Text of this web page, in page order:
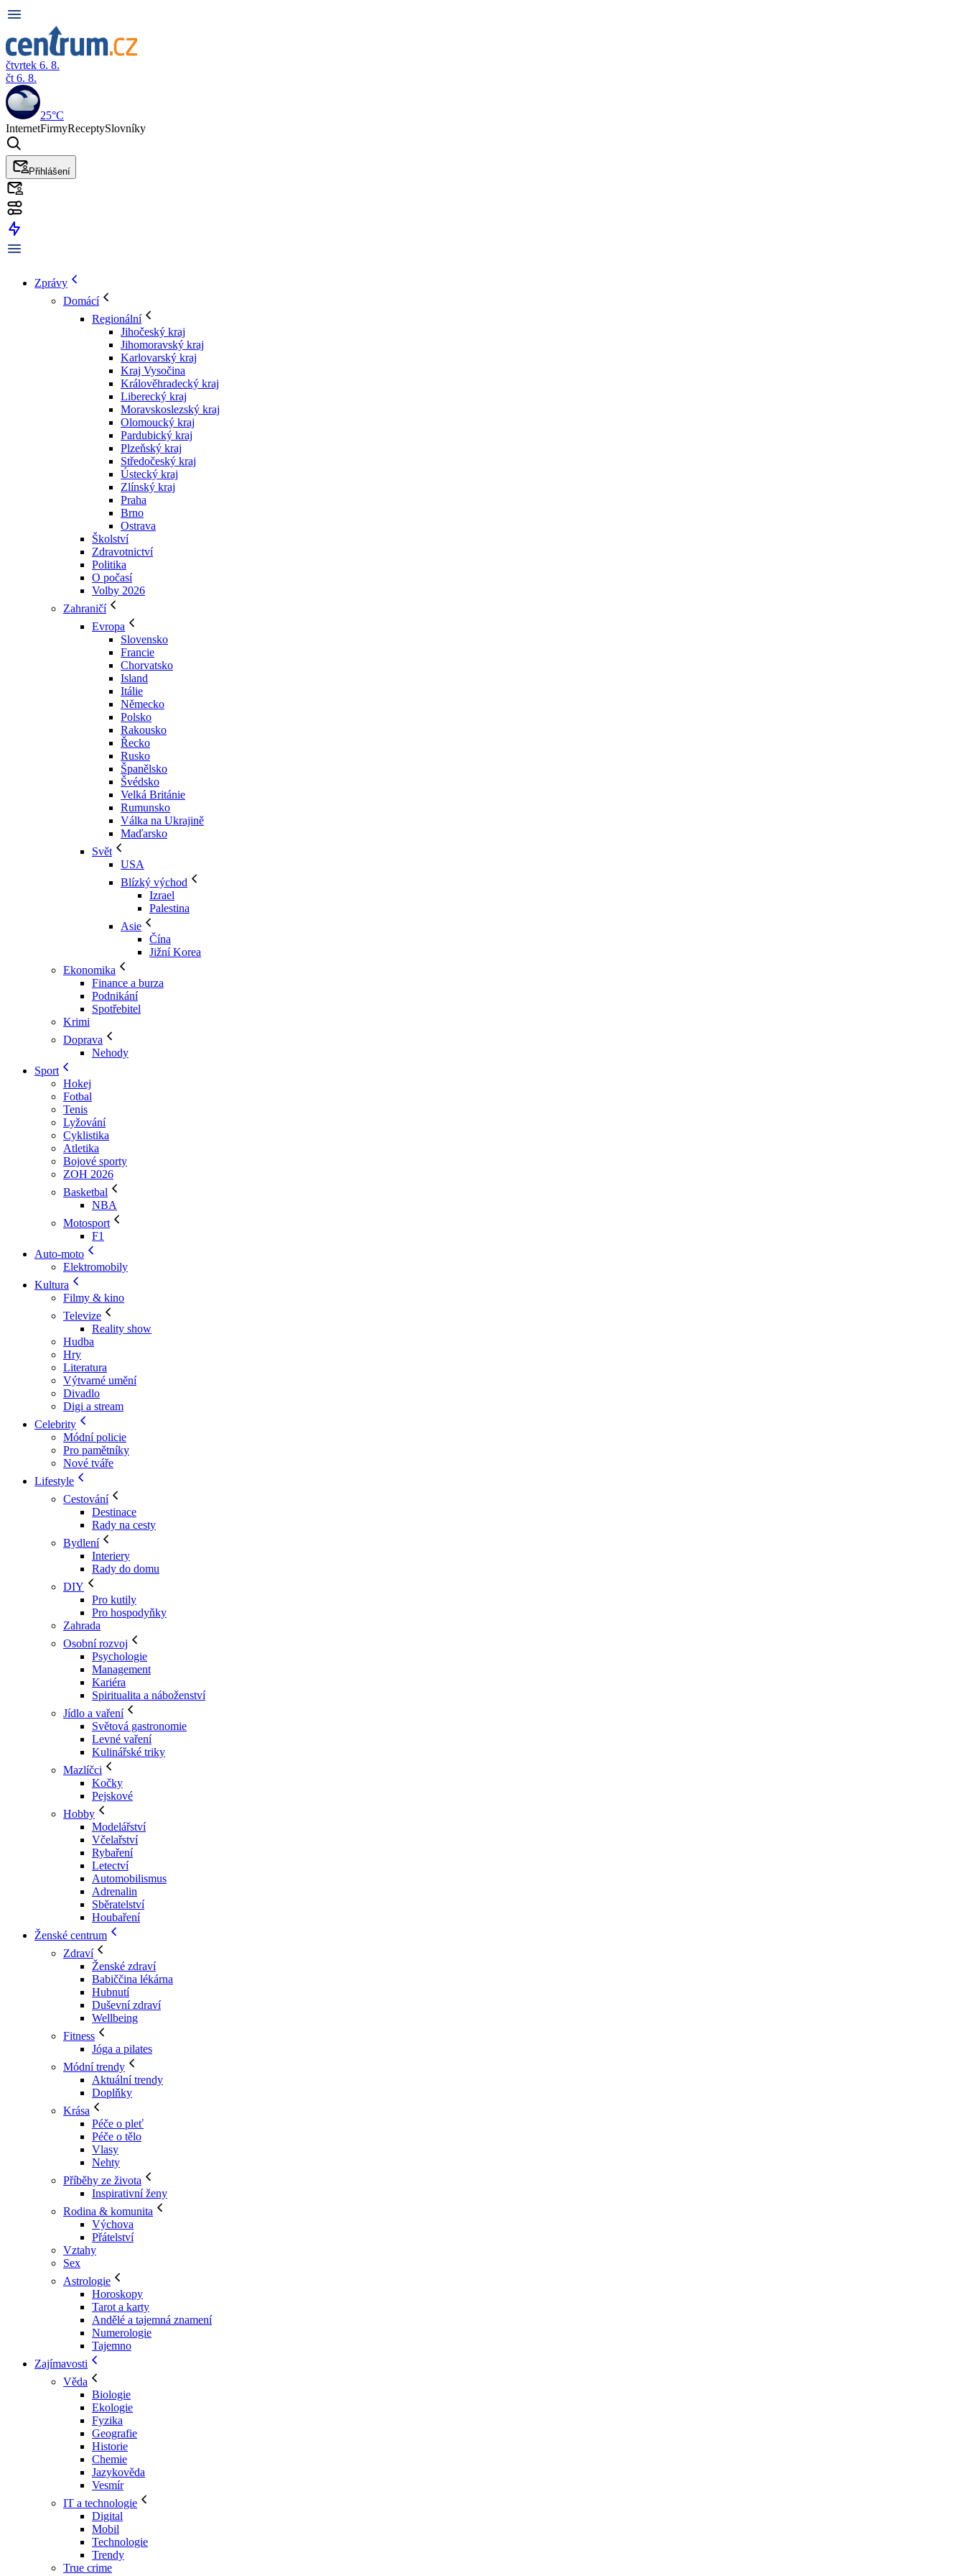
čtvrtek 6. 8.
čt 6. 8.
25°C
InternetFirmyReceptySlovníky
Přihlášení
Zprávy
Domácí
Regionální
Jihočeský kraj
Jihomoravský kraj
Karlovarský kraj
Kraj Vysočina
Králověhradecký kraj
Liberecký kraj
Moravskoslezský kraj
Olomoucký kraj
Pardubický kraj
Plzeňský kraj
Středočeský kraj
Ústecký kraj
Zlínský kraj
Praha
Brno
Ostrava
Školství
Zdravotnictví
Politika
O počasí
Volby 2026
Zahraničí
Evropa
Slovensko
Francie
Chorvatsko
Island
Itálie
Německo
Polsko
Rakousko
Řecko
Rusko
Španělsko
Švédsko
Velká Británie
Rumunsko
Válka na Ukrajině
Maďarsko
Svět
USA
Blízký východ
Izrael
Palestina
Asie
Čína
Jižní Korea
Ekonomika
Finance a burza
Podnikání
Spotřebitel
Krimi
Doprava
Nehody
Sport
Hokej
Fotbal
Tenis
Lyžování
Cyklistika
Atletika
Bojové sporty
ZOH 2026
Basketbal
NBA
Motosport
F1
Auto-moto
Elektromobily
Kultura
Filmy & kino
Televize
Reality show
Hudba
Hry
Literatura
Výtvarné umění
Divadlo
Digi a stream
Celebrity
Módní policie
Pro pamětníky
Nové tváře
Lifestyle
Cestování
Destinace
Rady na cesty
Bydlení
Interiery
Rady do domu
DIY
Pro kutily
Pro hospodyňky
Zahrada
Osobní rozvoj
Psychologie
Management
Kariéra
Spiritualita a náboženství
Jídlo a vaření
Světová gastronomie
Levné vaření
Kulinářské triky
Mazlíčci
Kočky
Pejskové
Hobby
Modelářství
Včelařství
Rybaření
Letectví
Automobilismus
Adrenalin
Sběratelství
Houbaření
Ženské centrum
Zdraví
Ženské zdraví
Babiččina lékárna
Hubnutí
Duševní zdraví
Wellbeing
Fitness
Jóga a pilates
Módní trendy
Aktuální trendy
Doplňky
Krása
Péče o pleť
Péče o tělo
Vlasy
Nehty
Příběhy ze života
Inspirativní ženy
Rodina & komunita
Výchova
Přátelství
Vztahy
Sex
Astrologie
Horoskopy
Tarot a karty
Andělé a tajemná znamení
Numerologie
Tajemno
Zajímavosti
Věda
Biologie
Ekologie
Fyzika
Geografie
Historie
Chemie
Jazykověda
Vesmír
IT a technologie
Digital
Mobil
Technologie
Trendy
True crime